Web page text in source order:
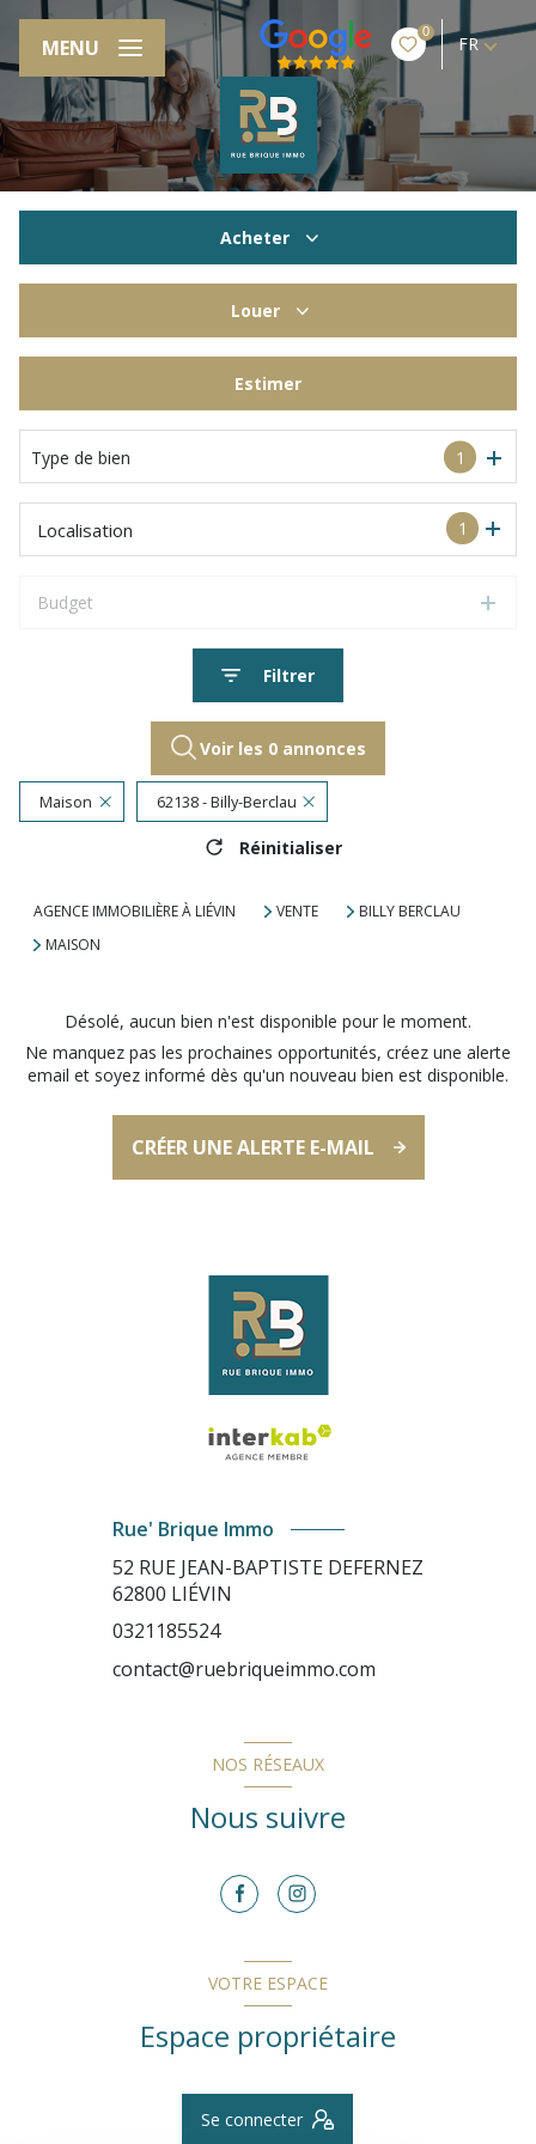
0
FR
MENU
Acheter
Louer
De l'immo pro
Estimer
Type de bien 1
1
Localisation
Budget
Filtrer
Voir les 0 annonces
Maison 62138 - Billy-Berclau
Réinitialiser
AGENCE IMMOBILIÈRE À LIÉVIN VENTE
BILLY BERCLAU
MAISON
Désolé, aucun bien n'est disponible pour le moment.
Ne manquez pas les prochaines opportunités, créez une alerte
email et soyez informé dès qu'un nouveau bien est disponible.
CRÉER UNE ALERTE E-MAIL
Rue' Brique Immo
52 RUE JEAN-BAPTISTE DEFERNEZ
62800 LIÉVIN
0321185524
contact@ruebriqueimmo.com
NOS RÉSEAUX
Nous suivre
VOTRE ESPACE
Espace propriétaire
Se connecter